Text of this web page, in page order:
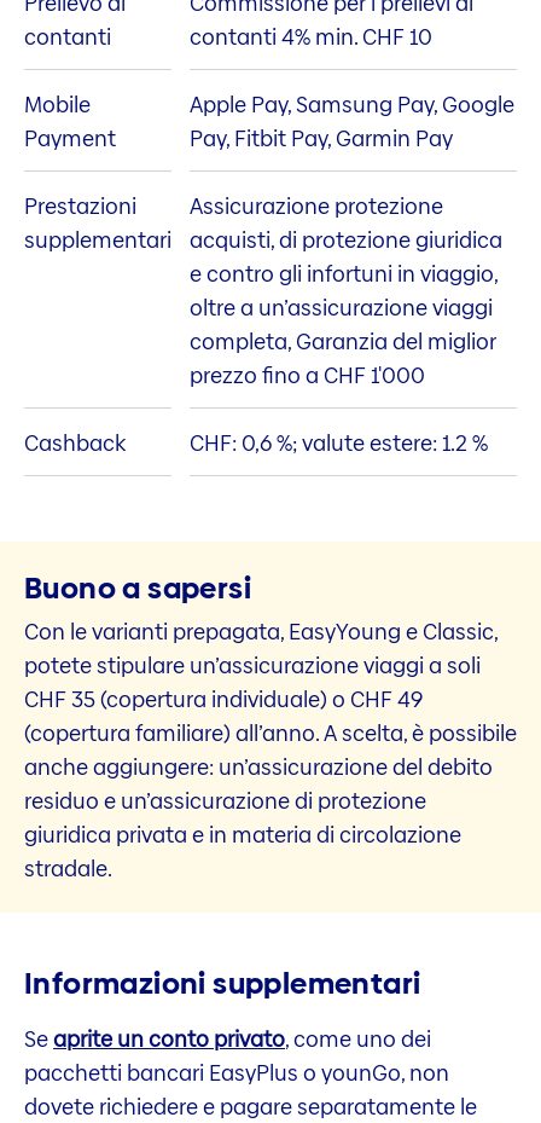
contanti
contanti 4% min. CHF 10
Mobile
Payment
Apple Pay, Samsung Pay, Google
Pay, Fitbit Pay, Garmin Pay
Prestazioni
supplementari
Assicurazione protezione
acquisti, di protezione giuridica
e contro gli infortuni in viaggio,
oltre a un’assicurazione viaggi
completa, Garanzia del miglior
prezzo fino a CHF 1'000
Cashback CHF: 0,6 %; valute estere: 1.2 %
Buono a sapersi
Con le varianti prepagata, EasyYoung e Classic,
potete stipulare un’assicurazione viaggi a soli
CHF 35 (copertura individuale) o CHF 49
(copertura familiare) all’anno. A scelta, è possibile
anche aggiungere: un’assicurazione del debito
residuo e un’assicurazione di protezione
giuridica privata e in materia di circolazione
stradale.
Informazioni supplementari
Seaprite un conto privato, come uno dei
pacchetti bancari EasyPlus o younGo, non
dovete richiedere e pagare separatamente le